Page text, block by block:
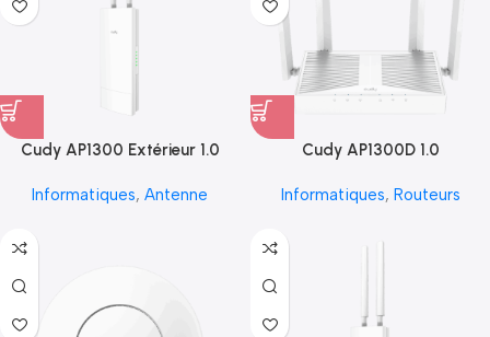
Cudy AP1300 Extérieur 1.0
Informatiques, Antenne
Cudy AP1300D 1.0
Informatiques, Routeurs